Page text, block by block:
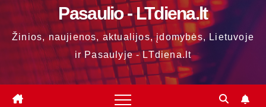
Pasaulio - LTdiena.lt
Žinios, naujienos, aktualijos, įdomybės, Lietuvoje
ir Pasaulyje - LTdiena.lt